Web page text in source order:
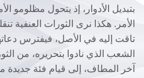
بتبديل الأدوار، إذ يتحول مظلومو
الأمر. هكذا نرى الثورات العنفية
تاقت إليه في الأصل، فيفترس
الشعب الذي نادوا بتحريره، من
آخر المطاف، إلى قيام فئة جديدة